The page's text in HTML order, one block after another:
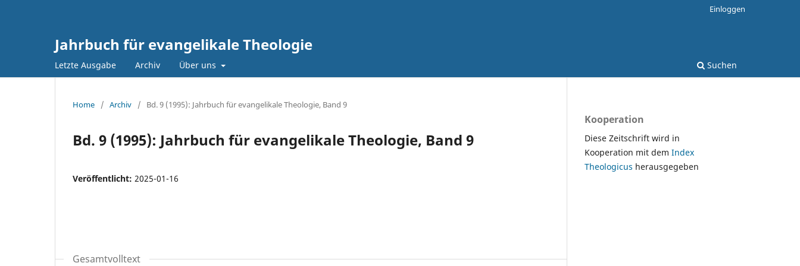
Jahrbuch für evangelikale Theologie
Letzte Ausgabe Archiv Über uns Suchen
Einloggen
Home / Archiv / Bd. 9 (1995): Jahrbuch für evangelikale Theologie, Band 9
Bd. 9 (1995): Jahrbuch für evangelikale Theologie, Band 9
Veröffentlicht: 2025-01-16
Gesamtvolltext
Kooperation
Diese Zeitschrift wird in
Kooperation mit dem Index
Theologicus herausgegeben